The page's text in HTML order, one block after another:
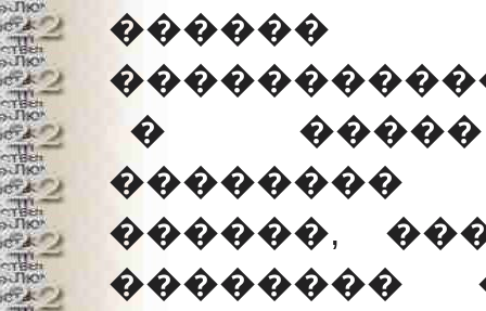
������
� �����
������,
��������